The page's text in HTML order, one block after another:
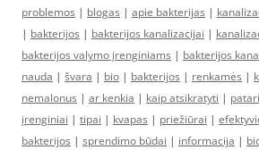
problemos | blogas | apie bakterijas |
| bakterijos | bakterijos kanalizacijai |
bakterijos valymo įrenginiams | bakterijos
nauda | švara | bio | bakterijos | renkamės |
nemalonus | ar kenkia | kaip atsikratyti |
įrenginiai | tipai | kvapas | priežiūrai |
bakterijos | sprendimo būdai | informacija |